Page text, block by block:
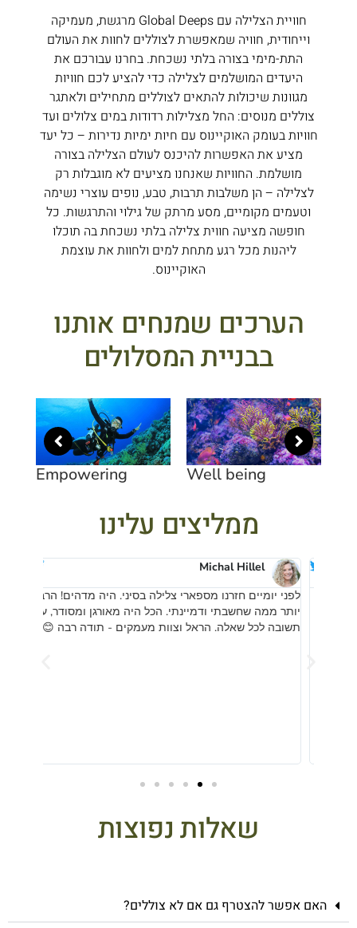
חוויית הצלילה עם Global Deeps מרגשת, מעמיקה
וייחודית, חוויה שמאפשרת לצוללים לחוות את העולם
התת-מימי בצורה בלתי נשכחת. בחרנו עבורכם את
היעדים המושלמים לצלילה כדי להציע לכם חוויות
מגוונות שיכולות להתאים לצוללים מתחילים ולאתגר
צוללים מנוסים: החל מצלילות רדודות במים צלולים ועד
חוויות בעומק האוקיינוס עם חיות ימיות נדירות – כל יעד
מציע את האפשרות להיכנס לעולם הצלילה בצורה
מושלמת. החוויות שאנחנו מציעים לא מוגבלות רק
לצלילה – הן משלבות תרבות, טבע, נופים עוצרי נשימה
וטעמים מקומיים, מסע מרתק של גילוי והתרגשות. כל
חופשה מציעה חווית צלילה בלתי נשכחת בה תוכלו
ליהנות מכל רגע מתחת למים ולחוות את עוצמת
האוקיינוס.
הערכים שמנחים אותנו
בבניית המסלולים
Well being
Empowering
ממליצים עלינו
Michal Hillel
לפני יומיים חזרנו מספארי צלילה בסיני. היה מדהים! הרבה
יותר ממה שחשבתי ודמיינתי. הכל היה מאורגן ומסודר, עם
תשובה לכל שאלה. הראל וצוות מעמקים - תודה רבה 😊
שאלות נפוצות
האם אפשר להצטרף גם אם לא צוללים?